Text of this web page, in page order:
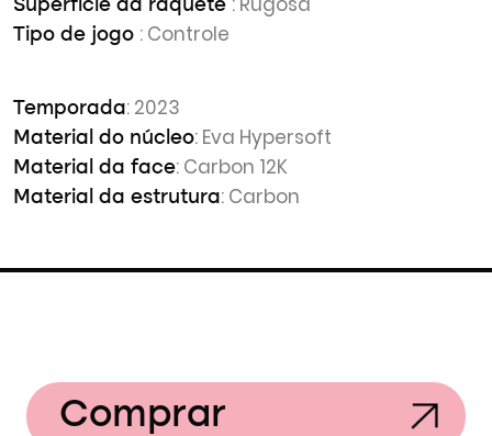
Superfície da raquete
Tipo de jogo : Controle
Temporada: 2023
Material do núcleo: Eva Hypersoft
Material da face: Carbon 12K
Material da estrutura: Carbon
Comprar